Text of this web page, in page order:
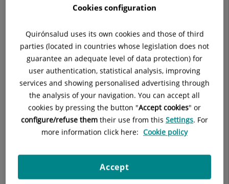
La consulta de Nefrología Pediátrica del Hospital Universitario
diagnóstico y tratamiento de las enfermedades renales y del
sistema urinario en la infancia y adolescencia.
El servicio aborda patologías frecuentes como infecciones
urinarias, síndrome nefrótico, alteraciones de la función
renal, hipertensión arterial o litiasis renal, así como el
seguimiento de enfermedades renales crónicas. Todo ello
desde un enfoque integral y coordinado con otras
especialidades pediátricas.
Cuenta con profesionales altamente especializados y los
recursos necesarios para realizar un diagnóstico preciso y
establecer un tratamiento individualizado, con especial
Cookies configuration
Quirónsalud uses its own cookies and those of third
parties (located in countries whose legislation does not
guarantee an adequate level of data protection) for
user authentication, statistical analysis, improving
services and showing personalised advertising through
the analysis of your navigation. You can accept all
cookies by pressing the button "Accept cookies" or
configure/refuse them their use from this Settings. For
more information click here: Cookie policy
Accept